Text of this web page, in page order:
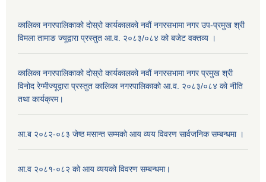
कालिका नगरपालिकाको दोस्रो कार्यकालको नवौं नगरसभामा नगर उप-प्रमुख श्री
विमला तामाङ ज्यूद्वारा प्रस्तुत आ.व. २०८३/०८४ को बजेट वक्तव्य ।
कालिका नगरपालिकाको दोस्रो कार्यकालको नवौं नगरसभामा नगर प्रमुख श्री
विनोद रेग्मीज्यूद्वारा प्रस्तुत कालिका नगरपालिकाको आ.व. २०८३/०८४ को नीति
तथा कार्यक्रम।
आ.ब २०८२-०८३ जेष्ठ मसान्त सम्मको आय व्यय विवरण सार्वजनिक सम्बन्धमा ।
आ.व २०८१-०८२ को आय व्ययको विवरण सम्बन्धमा।